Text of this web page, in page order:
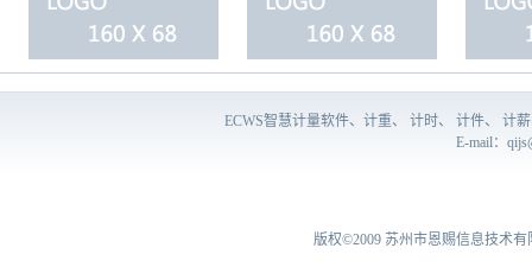
ECWS智慧计量软件、计重、 计时、 计件、 计
E-mail：
版权©2009 苏州市恩赐信息技术有